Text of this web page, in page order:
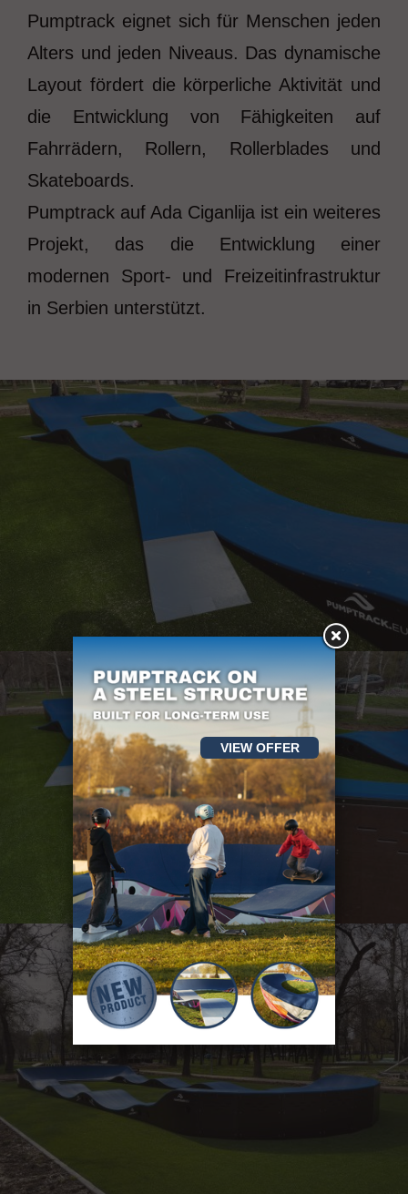
Pumptrack eignet sich für Menschen jeden
Alters und jeden Niveaus. Das dynamische
Layout fördert die körperliche Aktivität und
die Entwicklung von Fähigkeiten auf
Fahrrädern, Rollern, Rollerblades und
Skateboards.
Pumptrack auf Ada Ciganlija ist ein weiteres
Projekt, das die Entwicklung einer
modernen Sport- und Freizeitinfrastruktur
in Serbien unterstützt.
VIEW OFFER